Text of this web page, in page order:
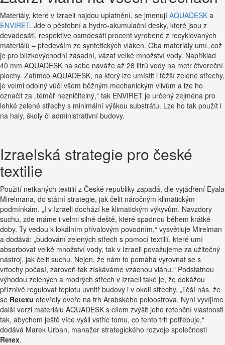
Materiály, které v Izraeli najdou uplatnění, se jmenují AQUADESK a
ENVIRET. Jde o pěstební a hydro-akumulační desky, které jsou z
devadesáti, respektive osmdesáti procent vyrobené z recyklovaných
materiálů – především ze syntetických vláken. Oba materiály umí, což
je pro blízkovýchodní zásadní, vázat velké množství vody. Například
40 mm AQUADESK na sebe naváže až 28 litrů vody na metr čtvereční
plochy. Zatímco AQUADESK, na který lze umístit i těžší zelené střechy,
je velmi odolný vůči všem běžným mechanickým vlivům a lze ho
označit za „téměř nezničitelný,“ tak ENVIRET je určený zejména pro
lehké zelené střechy s minimální výškou substrátu. Lze ho tak použít i
na haly, školy či administrativní budovy.
Izraelská strategie pro české
textilie
Použití netkaných textilií z České republiky zapadá, dle vyjádření Eyala
Mirelmana, do státní strategie, jak čelit náročným klimatickým
podmínkám. „I v Izraeli dochází ke klimatickým výkyvům. Navzdory
suchu, zde máme i velmi silné deště, které spadnou během krátké
doby. Ty vedou k lokálním přívalovým povodním,“ vysvětluje Mirelman
a dodává: „budování zelených střech s pomocí textilií, které umí
absorbovat velké množství vody, tak v Izraeli považujeme za užitečný
nástroj, jak čelit suchu. Nejen, že nám to pomáhá vyrovnat se s
vrtochy počasí, zároveň tak získáváme vzácnou vláhu.“ Podstatnou
výhodou zelených a modrých střech v Izraeli také je, že dokážou
příznivě regulovat teplotu uvnitř budovy i v okolí střechy. „Těší nás, že
se Retexu otevřely dveře na trh Arabského poloostrova. Nyní vyvíjíme
další verzi materiálu AQUADESK s cílem zvýšit jeho retenční vlastnosti
tak, abychom ještě více vyšli vstříc tomu, co tento trh potřebuje,“
dodává Marek Urban, manažer strategického rozvoje společnosti
Retex.